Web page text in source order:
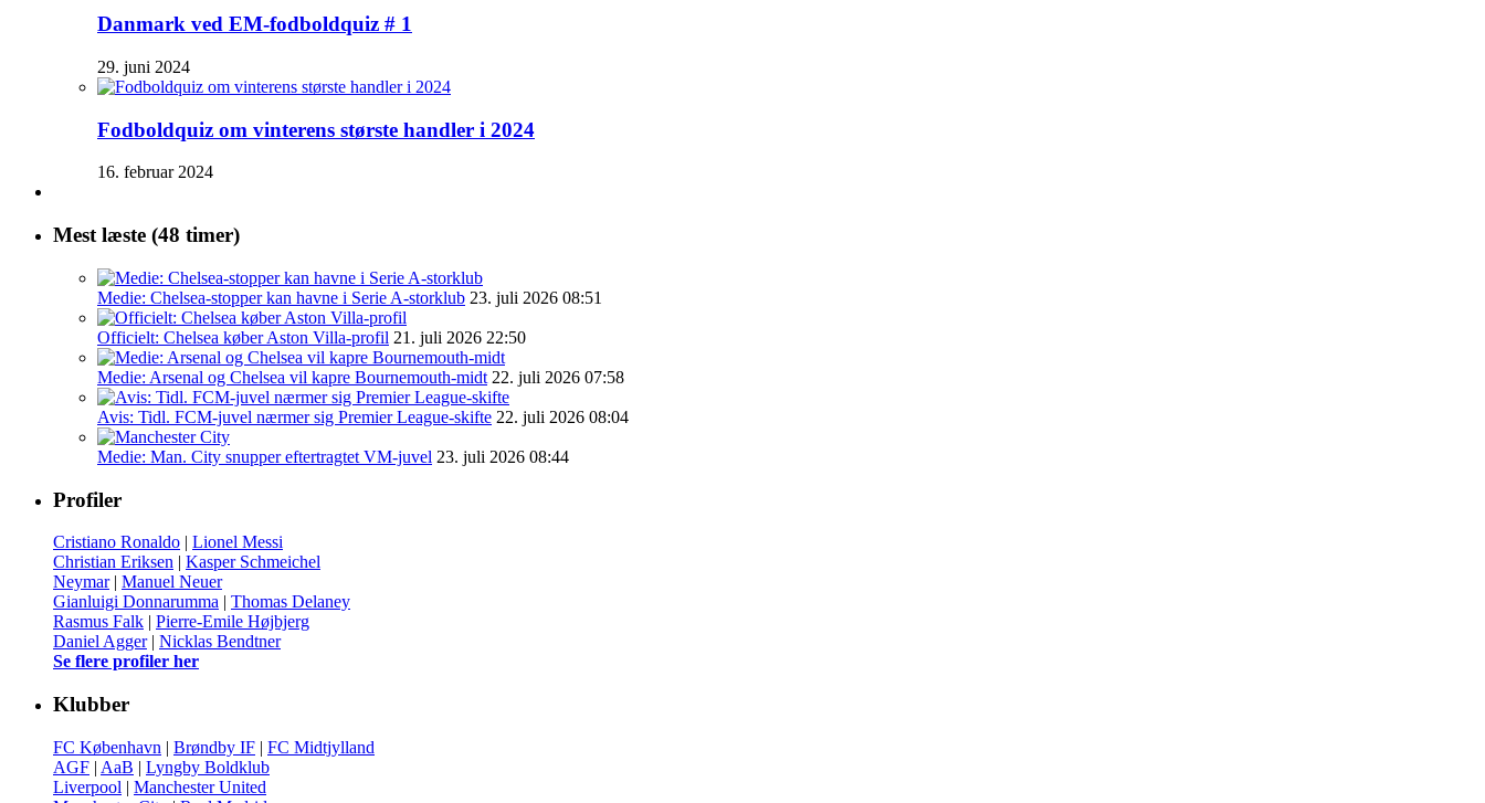
Danmark ved EM-fodboldquiz # 1
29. juni 2024
Fodboldquiz om vinterens største handler i 2024
16. februar 2024
Mest læste (48 timer)
Medie: Chelsea-stopper kan havne i Serie A-storklub 23. juli 2026 08:51
Officielt: Chelsea køber Aston Villa-profil 21. juli 2026 22:50
Medie: Arsenal og Chelsea vil kapre Bournemouth-midt 22. juli 2026 07:58
Avis: Tidl. FCM-juvel nærmer sig Premier League-skifte 22. juli 2026 08:04
Medie: Man. City snupper eftertragtet VM-juvel 23. juli 2026 08:44
Profiler
Cristiano Ronaldo | Lionel Messi
Christian Eriksen | Kasper Schmeichel
Neymar| Manuel Neuer
Gianluigi Donnarumma | Thomas Delaney
Rasmus Falk | Pierre-Emile Højbjerg
Daniel Agger| Nicklas Bendtner
Se flere profiler her
Klubber
FC København | Brøndby IF | FC Midtjylland
AGF | AaB | Lyngby Boldklub
Liverpool | Manchester United